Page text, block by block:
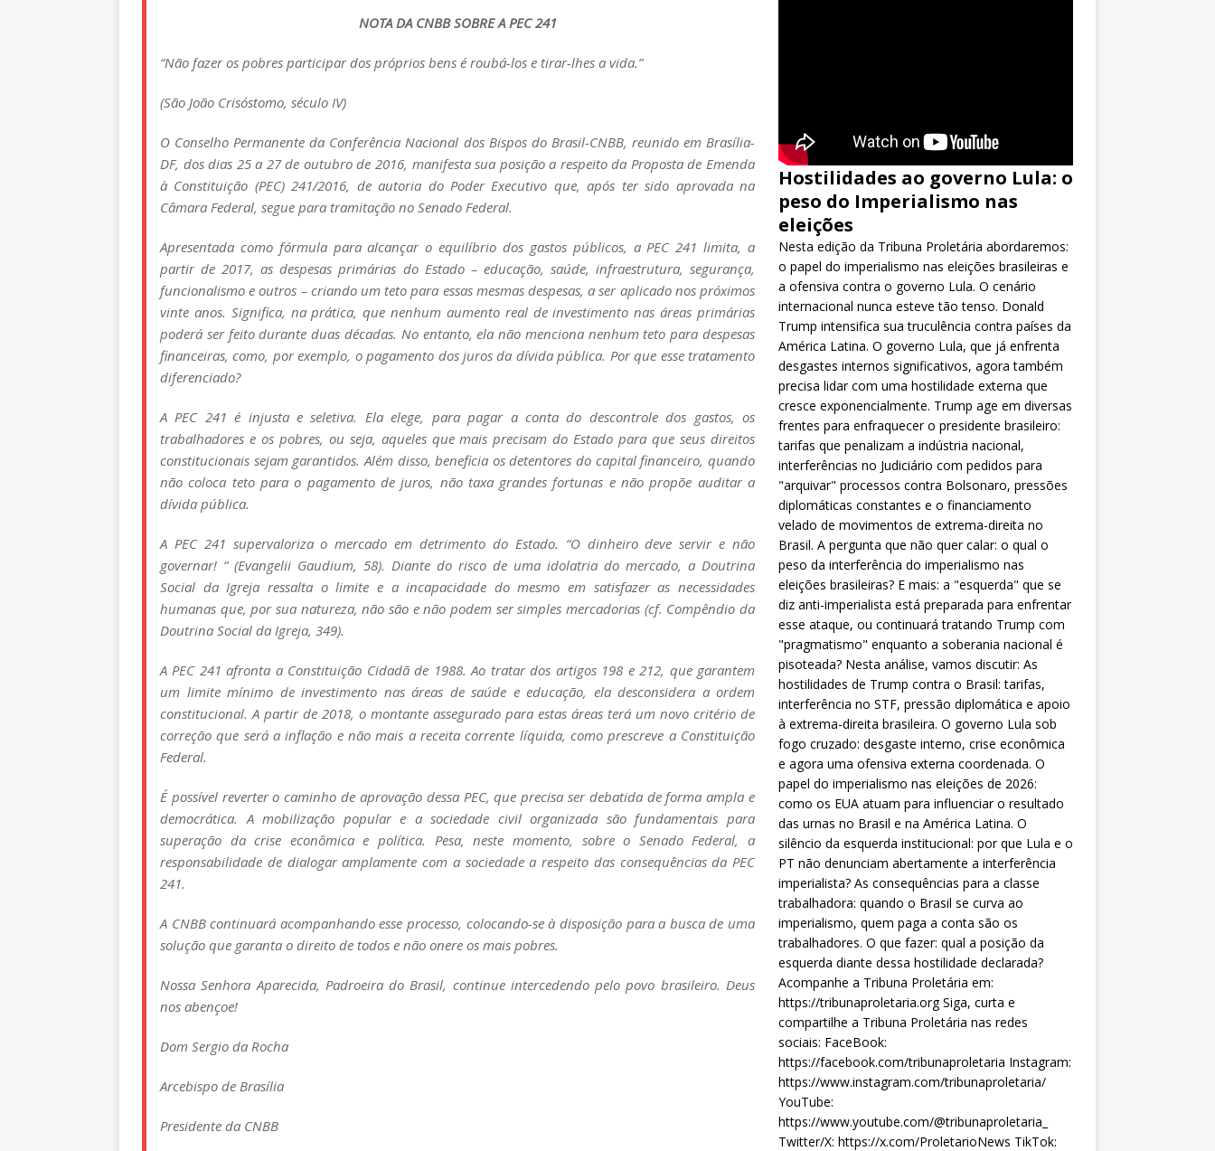
NOTA DA CNBB SOBRE A PEC 241
“Não fazer os pobres participar dos próprios bens é roubá-los e tirar-lhes a vida.”
(São João Crisóstomo, século IV)
O Conselho Permanente da Conferência Nacional dos Bispos do Brasil-CNBB, reunido em Brasília-
DF, dos dias 25 a 27 de outubro de 2016, manifesta sua posição a respeito da Proposta de Emenda
à Constituição (PEC) 241/2016, de autoria do Poder Executivo que, após ter sido aprovada na
Câmara Federal, segue para tramitação no Senado Federal.
Apresentada como fórmula para alcançar o equilíbrio dos gastos públicos, a PEC 241 limita, a
partir de 2017, as despesas primárias do Estado – educação, saúde, infraestrutura, segurança,
funcionalismo e outros – criando um teto para essas mesmas despesas, a ser aplicado nos próximos
vinte anos. Significa, na prática, que nenhum aumento real de investimento nas áreas primárias
poderá ser feito durante duas décadas. No entanto, ela não menciona nenhum teto para despesas
financeiras, como, por exemplo, o pagamento dos juros da dívida pública. Por que esse tratamento
diferenciado?
A PEC 241 é injusta e seletiva. Ela elege, para pagar a conta do descontrole dos gastos, os
trabalhadores e os pobres, ou seja, aqueles que mais precisam do Estado para que seus direitos
constitucionais sejam garantidos. Além disso, beneficia os detentores do capital financeiro, quando
não coloca teto para o pagamento de juros, não taxa grandes fortunas e não propõe auditar a
dívida pública.
A PEC 241 supervaloriza o mercado em detrimento do Estado. “O dinheiro deve servir e não
governar! ” (Evangelii Gaudium, 58). Diante do risco de uma idolatria do mercado, a Doutrina
Social da Igreja ressalta o limite e a incapacidade do mesmo em satisfazer as necessidades
humanas que, por sua natureza, não são e não podem ser simples mercadorias (cf. Compêndio da
Doutrina Social da Igreja, 349).
A PEC 241 afronta a Constituição Cidadã de 1988. Ao tratar dos artigos 198 e 212, que garantem
um limite mínimo de investimento nas áreas de saúde e educação, ela desconsidera a ordem
constitucional. A partir de 2018, o montante assegurado para estas áreas terá um novo critério de
correção que será a inflação e não mais a receita corrente líquida, como prescreve a Constituição
Federal.
É possível reverter o caminho de aprovação dessa PEC, que precisa ser debatida de forma ampla e
democrática. A mobilização popular e a sociedade civil organizada são fundamentais para
superação da crise econômica e política. Pesa, neste momento, sobre o Senado Federal, a
responsabilidade de dialogar amplamente com a sociedade a respeito das consequências da PEC
241.
A CNBB continuará acompanhando esse processo, colocando-se à disposição para a busca de uma
solução que garanta o direito de todos e não onere os mais pobres.
Nossa Senhora Aparecida, Padroeira do Brasil, continue intercedendo pelo povo brasileiro. Deus
nos abençoe!
Dom Sergio da Rocha
Arcebispo de Brasília
Presidente da CNBB
Hostilidades ao governo Lula: o
peso do Imperialismo nas
eleições
Nesta edição da Tribuna Proletária abordaremos:
o papel do imperialismo nas eleições brasileiras e
a ofensiva contra o governo Lula. O cenário
internacional nunca esteve tão tenso. Donald
Trump intensifica sua truculência contra países da
América Latina. O governo Lula, que já enfrenta
desgastes internos significativos, agora também
precisa lidar com uma hostilidade externa que
cresce exponencialmente. Trump age em diversas
frentes para enfraquecer o presidente brasileiro:
tarifas que penalizam a indústria nacional,
interferências no Judiciário com pedidos para
"arquivar" processos contra Bolsonaro, pressões
diplomáticas constantes e o financiamento
velado de movimentos de extrema-direita no
Brasil. A pergunta que não quer calar: o qual o
peso da interferência do imperialismo nas
eleições brasileiras? E mais: a "esquerda" que se
diz anti-imperialista está preparada para enfrentar
esse ataque, ou continuará tratando Trump com
"pragmatismo" enquanto a soberania nacional é
pisoteada? Nesta análise, vamos discutir: As
hostilidades de Trump contra o Brasil: tarifas,
interferência no STF, pressão diplomática e apoio
à extrema-direita brasileira. O governo Lula sob
fogo cruzado: desgaste interno, crise econômica
e agora uma ofensiva externa coordenada. O
papel do imperialismo nas eleições de 2026:
como os EUA atuam para influenciar o resultado
das urnas no Brasil e na América Latina. O
silêncio da esquerda institucional: por que Lula e o
PT não denunciam abertamente a interferência
imperialista? As consequências para a classe
trabalhadora: quando o Brasil se curva ao
imperialismo, quem paga a conta são os
trabalhadores. O que fazer: qual a posição da
esquerda diante dessa hostilidade declarada?
Acompanhe a Tribuna Proletária em:
https://tribunaproletaria.org Siga, curta e
compartilhe a Tribuna Proletária nas redes
sociais: FaceBook:
https://facebook.com/tribunaproletaria Instagram:
https://www.instagram.com/tribunaproletaria/
YouTube:
https://www.youtube.com/@tribunaproletaria_
Twitter/X: https://x.com/ProletarioNews TikTok: